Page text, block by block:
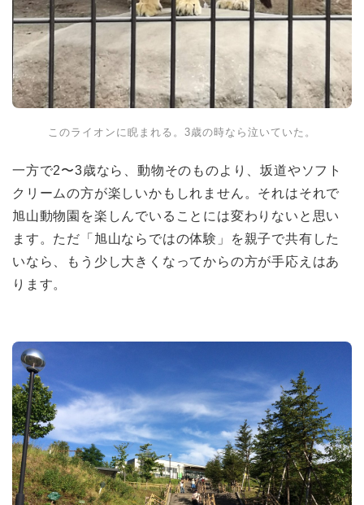
このライオンに睨まれる。3歳の時なら泣いていた。
一方で2〜3歳なら、動物そのものより、坂道やソフト
クリームの方が楽しいかもしれません。それはそれで
旭山動物園を楽しんでいることには変わりないと思い
ます。ただ「旭山ならではの体験」を親子で共有した
いなら、もう少し大きくなってからの方が手応えはあ
ります。